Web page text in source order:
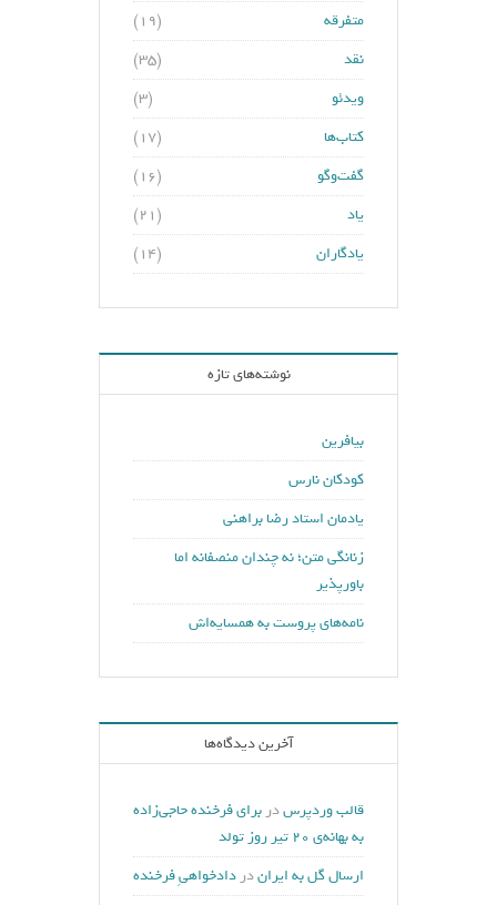
متفرقه
(۱۹)
نقد
(۳۵)
ویدئو
(۳)
کتاب‌ها
(۱۷)
گفت‌وگو
(۱۶)
یاد
(۲۱)
یادگاران
(۱۴)
نوشته‌های تازه
بیافرین
کودکان نارس
یادمان استاد رضا براهنی
زنانگی متن؛ نه چندان منصفانه اما
باورپذیر
نامه‌های پروست به همسایه‌اش
آخرین دیدگاه‌ها
قالب وردپرسدربرای فرخنده حاجی‌زاده
به بهانه‌ی ۲۰ تیر روز تولد
ارسال گل به ایراندردادخواهیِ فرخنده